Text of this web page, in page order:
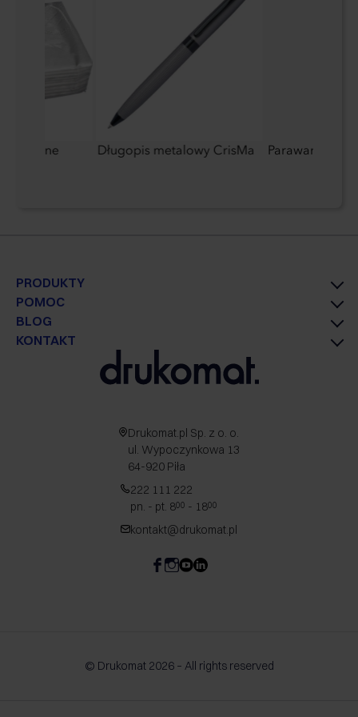
Długopis metalowy CrisMa Parawany
PRODUKTY
POMOC
BLOG
KONTAKT
Drukomat.pl Sp. z o. o.
ul. Wypoczynkowa 13
64-920 Piła
222 111 222
pn. - pt. 800 - 1800
kontakt@drukomat.pl
© Drukomat 2026 – All rights reserved